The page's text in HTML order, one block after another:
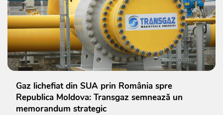
Gaz lichefiat din SUA prin România spre
Republica Moldova: Transgaz semnează un
memorandum strategic